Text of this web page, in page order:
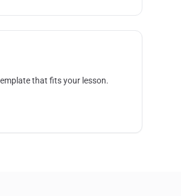
that fits your lesson.